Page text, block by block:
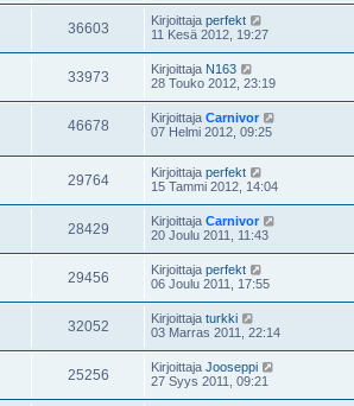
36603 Kirjoittaja perfekt
11 Kesä 2012, 19:27
33973 Kirjoittaja N163
28 Touko 2012, 23:19
46678 Kirjoittaja Carnivor
07 Helmi 2012, 09:25
29764 Kirjoittaja perfekt
15 Tammi 2012, 14:04
28429 Kirjoittaja Carnivor
20 Joulu 2011, 11:43
29456 Kirjoittaja perfekt
06 Joulu 2011, 17:55
32052 Kirjoittaja turkki
03 Marras 2011, 22:14
25256 Kirjoittaja Jooseppi
27 Syys 2011, 09:21